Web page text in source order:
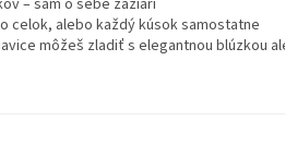
– sám o sebe zažiari
celok, alebo každý kúsok samostatne
môžeš zladiť s elegantnou blúzkou